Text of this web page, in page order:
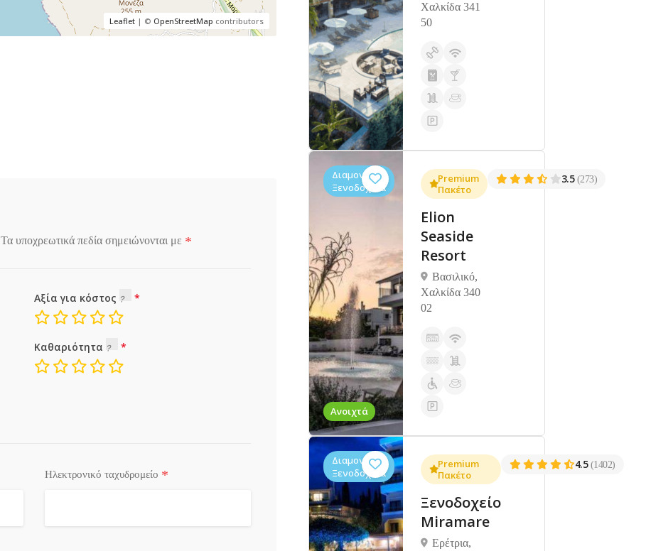
Leaflet| © OpenStreetMap contributors
Τα υποχρεωτικά πεδία σημειώνονται με *
Αξία για κόστος
Καθαριότητα
Ηλεκτρονικό ταχυδρομείο *
Χαλκίδα 341
50
Ανοιχτά
Διαμονή,
Ξενοδοχεία
Premium
Πακέτο
Elion
Seaside
Resort
Βασιλικό,
Χαλκίδα 340
02
3.5 (273)
Διαμονή,
Ξενοδοχεία
Premium
Πακέτο
Ξενοδοχείο
Miramare
Ερέτρια,
4.5 (1402)